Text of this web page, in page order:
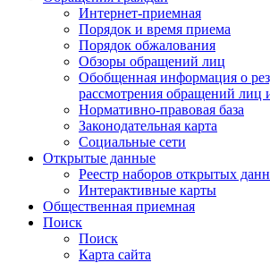
Интернет-приемная
Порядок и время приема
Порядок обжалования
Обзоры обращений лиц
Обобщенная информация о
рассмотрения обращений лиц
Нормативно-правовая база
Законодательная карта
Социальные сети
Открытые данные
Реестр наборов открытых
Интерактивные карты
Общественная приемная
Поиск
Поиск
Карта сайта